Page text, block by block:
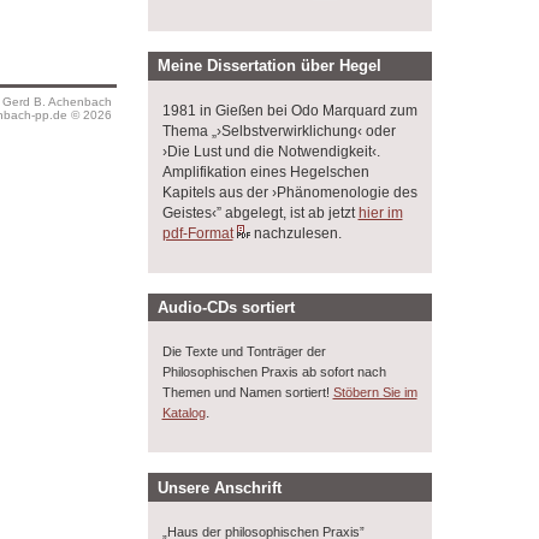
B. Achenbach
pp.de © 2026
Meine Dissertation über Hegel
1981 in Gießen bei Odo Marquard zum
Thema „›Selbstverwirklichung‹ oder
›Die Lust und die Notwendigkeit‹.
Amplifikation eines Hegelschen
Kapitels aus der ›Phänomenologie des
Geistes‹” abgelegt, ist ab jetzt hier im
pdf-Format
nachzulesen.
Audio-CDs sortiert
Die Texte und Tonträger der
Philosophischen Praxis ab sofort nach
Themen und Namen sortiert! Stöbern Sie im
Katalog.
Unsere Anschrift
„Haus der philosophischen Praxis”